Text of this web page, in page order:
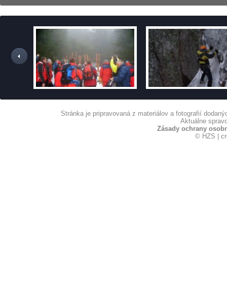
Stránka je pripravovaná z materiálov a fotografií
Aktuálne
Zásady ochrany
© HZS |